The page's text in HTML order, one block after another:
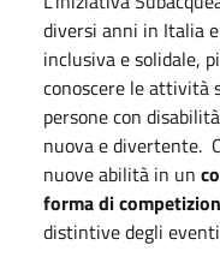
diversi anni in Italia
inclusiva e solidale,
conoscere le attività
persone con
nuova e divertente.
nuove abilità in un
forma di
distintive degli